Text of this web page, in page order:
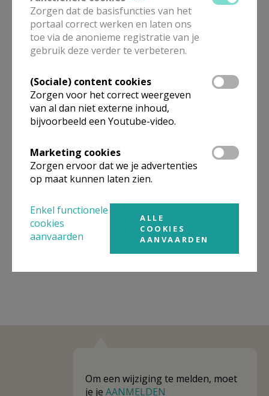
In deze kerk vinden geen weekendvieringen plaats. Via de
onderstaande lijst kan je het aanbod van kerken in de buurt
raadplegen.
Omgeving
Niet gevonden wat je zocht? Hier vind je
links naar kerken, eventueel van andere
Kerken in of nabij
TONGEREN-
BORGLOON
Om een wijziging te melden, moet
je je AANMELDEN
Zorgen dat de basisfuncties van het
portaal correct werken en laten ons
toe via de anonieme registratie van je
gebruik deze verder te verbeteren.
(Sociale) content cookies
Zorgen voor het correct weergeven
van al dan niet externe inhoud,
bijvoorbeeld een Youtube-video.
Marketing cookies
Zorgen ervoor dat we je advertenties
op maat kunnen laten zien.
Enkel functionele
cookies
aanvaarden
ALLE
COOKIES
AANVAARDEN